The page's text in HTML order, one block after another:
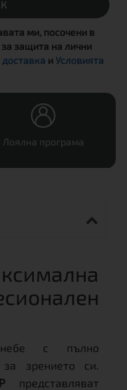
ми, посочени в
защита на лични
иУсловията
Лоялна програма
с пълно
зрението си.
представляват